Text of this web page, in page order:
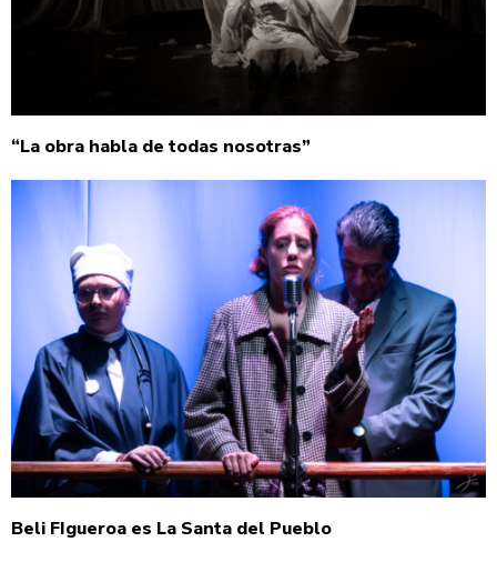
“La obra habla de todas nosotras”
Beli FIgueroa es La Santa del Pueblo